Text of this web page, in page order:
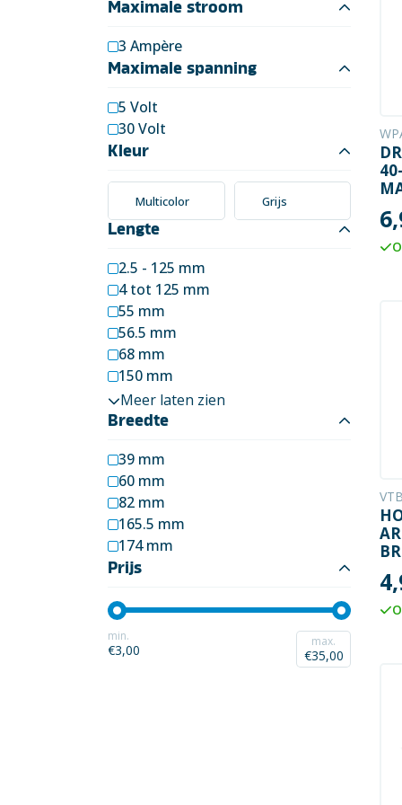
Installatietechniek
Kabels en snoeren op
Schakelmateriaal
Stroomvoorziening
Telefoon en
Verlichting
Werkplaats en
gereedschap
Prijs
min.
€3,00 max.
€35,00
Maximale stroom
3 Ampère
Maximale spanning
5 Volt
30 Volt
Kleur
Multicolor
Grijs
Lengte
2.5 - 125 mm
4 tot 125 mm
55 mm
56.5 mm
68 mm
150 mm
168 mm
Meer laten zien
Breedte
39 mm
60 mm
82 mm
165.5 mm
174 mm